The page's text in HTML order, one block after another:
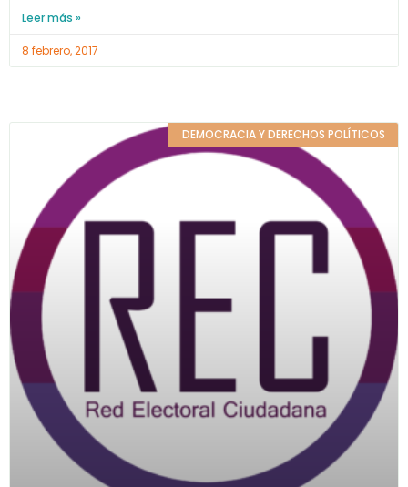
Leer más »
8 febrero, 2017
DEMOCRACIA Y DERECHOS POLÍTICOS